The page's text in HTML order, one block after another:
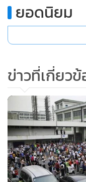
กระทำการที่ก่อความแ
มาประท้วง และสร้างก
เหตุการณ์ความวุ่นวาย
เรียกค่าบริการทางกฎ
อย่างไรก็ตาม ผู้เชี่ยว
คดีในประเทศจีนใช้วิธีท
ให้รับสารภาพ ซึ่งหลา
ถูกทรมานเพื่อให้รับสา
ว่าบุคคลเหล่านี้เป็นอา
ในการพิจารณาคดีหรือ
ยอดนิยม
ข่าวที่เกี่ยว